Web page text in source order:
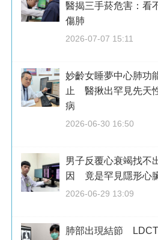
醫揭三手菸危害：看
傷肺
2026-07-07 15:11
妙齡女睡夢中心肺功
止 醫揪出罕見先天
病
2026-06-30 16:50
男子反覆心衰竭找不
因 竟是罕見隱形心
2026-06-29 13:09
肺部出現結節